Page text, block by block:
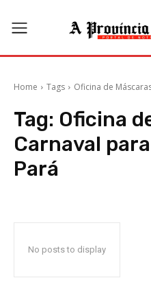
Home Tags Oficina de
Tag: Oficina
Carnaval
Pará
No posts to display